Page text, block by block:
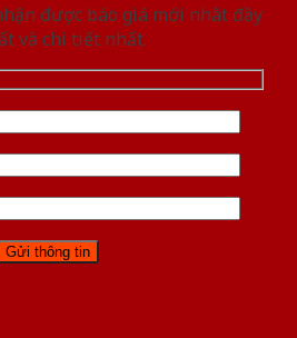
được báo giá mới nhât đầy
và chi tiết nhất.